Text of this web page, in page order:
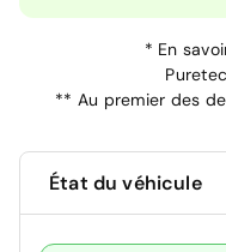
* En
** Au premier des
État du véhicule